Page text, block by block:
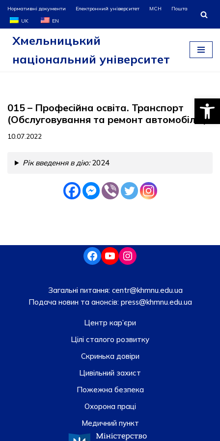
Перейти
до
Нормативні документи Електронний університет МСН
Пошта
UK
EN
Хмельницький
національний університет
015 – Професійна освіта. Транспорт
(Обслуговування та ремонт автомобілів)
10.07.2022
Рік введення в дію:2024
Загальні питання: centr@khmnu.edu.ua
Подача новин та анонсів:press@khmnu.edu.ua
Центр кар’єри
Цілі сталого розвитку
Скринька довiри
Цивільний захист
Пожежна безпека
Охорона праці
Медичний пункт